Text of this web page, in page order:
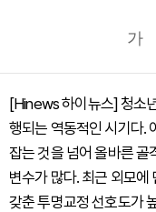
가
[Hinews 하이뉴스] 청소
행되는 역동적인 시기다.
잡는 것을 넘어 올바른 골
변수가 많다. 최근 외모에
갖춘 투명교정 선호도가